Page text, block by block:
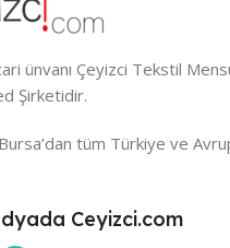
ünvanı Çeyizci Tekstil
Şirketidir.
tüm Türkiye ve
Ceyizci.com